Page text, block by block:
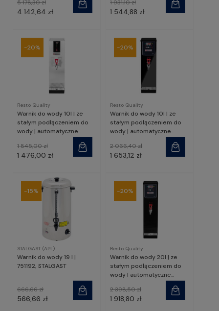
RQBAC10 | Resto Quality
4 142,64 zł
5 178,30 zł
RQWB-10FA/B | Resto
Quality
1 544,88 zł
1 931,10 zł
Resto Quality
Warnik do wody 10l | ze
stałym podłączeniem do
wody | automatyczne
RQWB-10S | Resto Quality
1 476,00 zł
1 845,00 zł
-20%
Resto Quality
Warnik do wody 10l | ze
stałym podłączeniem do
wody | automatyczne
RQWB-10SA | Resto Quality
1 653,12 zł
2 066,40 zł
-20%
STALGAST (APL)
Warnik do wody 19 l |
751192, STALGAST
566,66 zł
666,66 zł
-15%
Resto Quality
Warnik do wody 20l | ze
stałym podłączeniem do
wody | automatyczne
RQWB-20SA | Resto
Quality
1 918,80 zł
2 398,50 zł
-20%